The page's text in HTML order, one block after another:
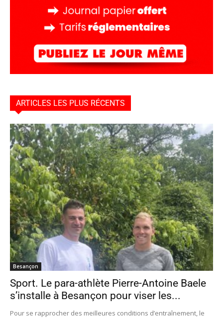
ARTICLES LES PLUS RÉCENTS
Besançon
Sport. Le para-athlète Pierre-Antoine Baele
s’installe à Besançon pour viser les...
Pour se rapprocher des meilleures conditions d’entraînement, le